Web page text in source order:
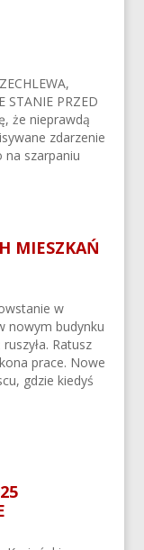
STANIE PRZED
że nieprawdą
zdarzenie
na szarpaniu
MIESZKAŃ
w
nowym budynku
Ratusz
prace. Nowe
gdzie kiedyś